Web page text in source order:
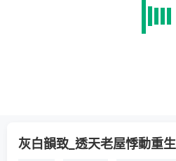
灰白韻致_透天老屋悸動重生